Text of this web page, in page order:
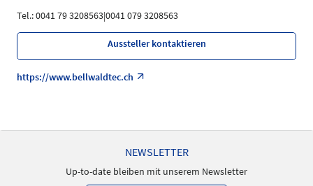
Tel.: 0041 79 3208563|0041 079 3208563
Aussteller kontaktieren
https://www.bellwaldtec.ch
NEWSLETTER
Up-to-date bleiben mit unserem Newsletter